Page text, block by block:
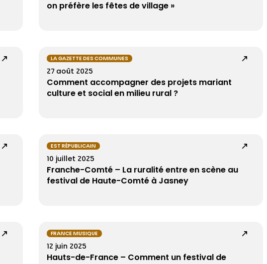
on préfère les fêtes de village »
LA GAZETTE DES COMMUNES
27 août 2025
Comment accompagner des projets mariant
culture et social en milieu rural ?
EST RÉPUBLICAIN
10 juillet 2025
Franche-Comté – La ruralité entre en scène au
festival de Haute-Comté à Jasney
FRANCE MUSIQUE
12 juin 2025
Hauts-de-France – Comment un festival de